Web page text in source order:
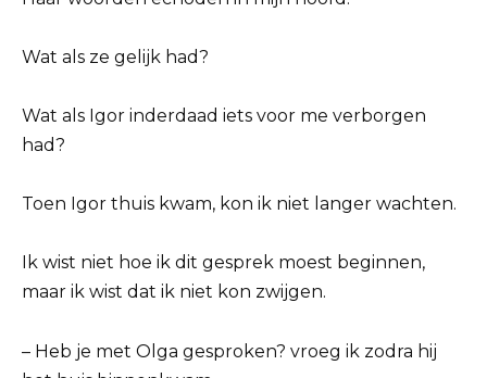
Wat als ze gelijk had?
Wat als Igor inderdaad iets voor me verborgen
had?
Toen Igor thuis kwam, kon ik niet langer wachten.
Ik wist niet hoe ik dit gesprek moest beginnen,
maar ik wist dat ik niet kon zwijgen.
– Heb je met Olga gesproken? vroeg ik zodra hij